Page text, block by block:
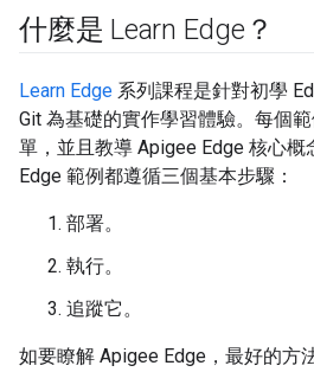
什麼是 Learn Edge？
Learn Edge 系列課程是針對初學
Git 為基礎的實作學習體驗。每個
單，並且教導 Apigee Edge 核心概
Edge 範例都遵循三個基本步驟：
部署。
執行。
追蹤它。
如要瞭解 Apigee Edge，最好的方